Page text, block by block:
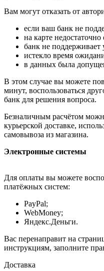
Вам могут отказать от
если ваш банк не
на карте
банк не поддерживает
истекло время
в данных была
В этом случае вы можете
минут, воспользоваться
банк для решения вопроса.
Безналичным расчётом
курьерской доставке,
самовывоза из магазина.
Электронные системы
Для оплаты вы можете
платёжных систем:
PayPal;
WebMoney;
Яндекс.Деньги.
Вас перенаправит на
инструкциям, заполните
Доставка